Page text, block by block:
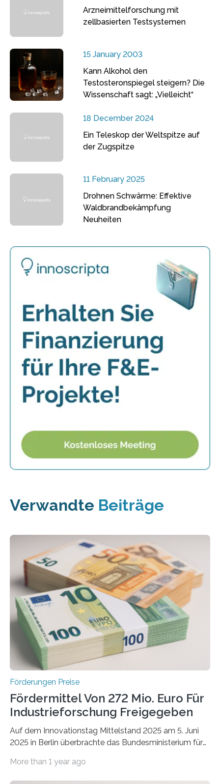
Arzneimittelforschung mit
zellbasierten Testsystemen
15 January 2003
Kann Alkohol den
Testosteronspiegel steigern? Die
Wissenschaft sagt: „Vielleicht“
18 December 2024
Ein Teleskop der Weltspitze auf
der Zugspitze
11 February 2025
Drohnen Schwärme: Effektive
Waldbrandbekämpfung
Neuheiten
Verwandte Beiträge
Förderungen Preise
Fördermittel Von 272 Mio. Euro Für
Industrieforschung Freigegeben
Auf dem Innovationstag Mittelstand 2025 am 5. Juni
2025 in Berlin überbrachte das Bundesministerium für
Überplanmäßige Verpflichtungsermächtigungen in
More than 1 year ago